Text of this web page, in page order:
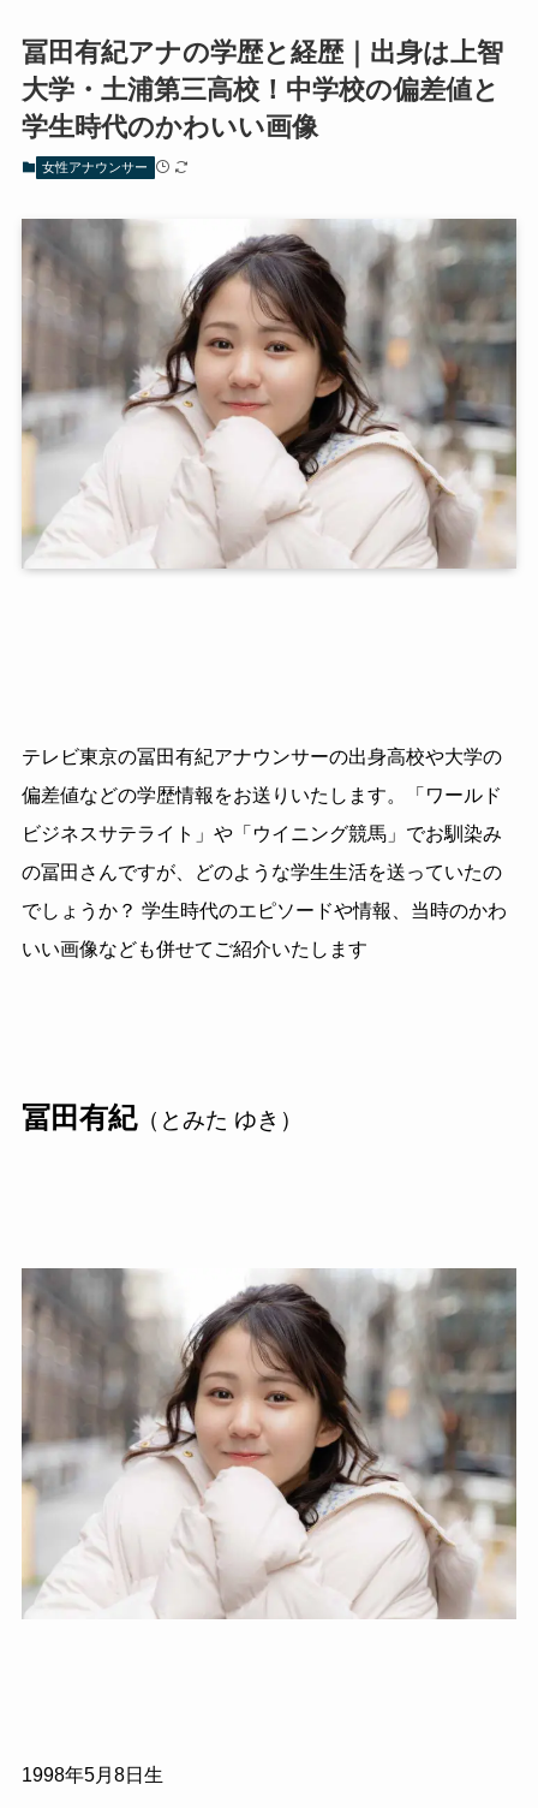
冨田有紀アナの学歴と経歴｜出身は上智
大学・土浦第三高校！中学校の偏差値と
学生時代のかわいい画像
女性アナウンサー
テレビ東京の冨田有紀アナウンサーの出身高校や大学の
偏差値などの学歴情報をお送りいたします。「ワールド
ビジネスサテライト」や「ウイニング競馬」でお馴染み
の冨田さんですが、どのような学生生活を送っていたの
でしょうか？ 学生時代のエピソードや情報、当時のかわ
いい画像なども併せてご紹介いたします
冨田有紀（とみた ゆき）
1998年5月8日生